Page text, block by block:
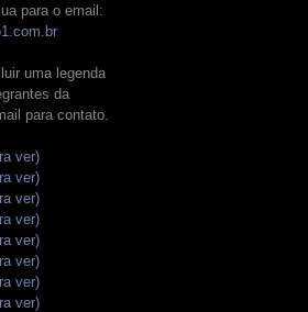
para o email:
uma legenda
da
para contato.
ver)
ver)
ver)
ver)
ver)
ver)
ver)
ver)